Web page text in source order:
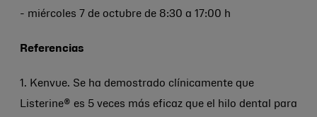
- miércoles 7 de octubre de 8:30 a 17:00 h
Referencias
1. Kenvue. Se ha demostrado clínicamente que
Listerine® es 5 veces más eficaz que el hilo dental para